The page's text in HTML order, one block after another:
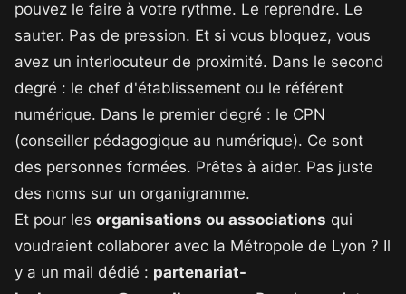
pouvez le faire à votre rythme. Le reprendre. Le
sauter. Pas de pression. Et si vous bloquez, vous
avez un interlocuteur de proximité. Dans le second
degré : le chef d'établissement ou le référent
numérique. Dans le premier degré : le CPN
(conseiller pédagogique au numérique). Ce sont
des personnes formées. Prêtes à aider. Pas juste
des noms sur un organigramme.
Et pour les organisations ou associations qui
voudraient collaborer avec la Métropole de Lyon ? Il
y a un mail dédié : partenariat-